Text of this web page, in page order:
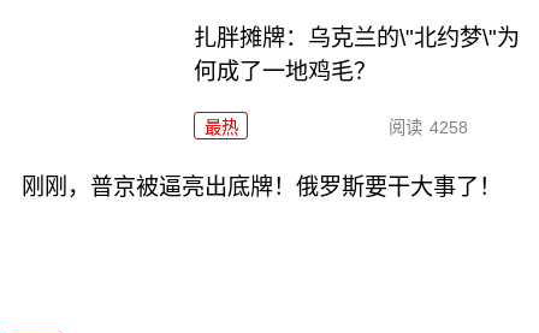
扎胖摊牌：乌克兰的\"北约梦\"为
何成了一地鸡毛？
最热 阅读 4258
刚刚，普京被逼亮出底牌！俄罗斯要干大事了！